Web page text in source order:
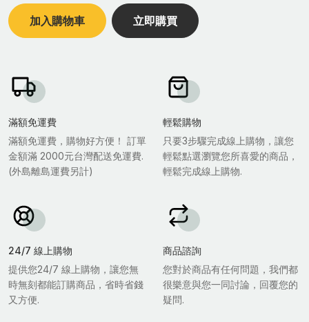
加入購物車 立即購買
滿額免運費
滿額免運費，購物好方便！ 訂單
金額滿 2000元台灣配送免運費.
(外島離島運費另計)
輕鬆購物
只要3步驟完成線上購物，讓您
輕鬆點選瀏覽您所喜愛的商品，
輕鬆完成線上購物.
24/7 線上購物
提供您24/7 線上購物，讓您無
時無刻都能訂購商品，省時省錢
又方便.
商品諮詢
您對於商品有任何問題，我們都
很樂意與您一同討論，回覆您的
疑問.